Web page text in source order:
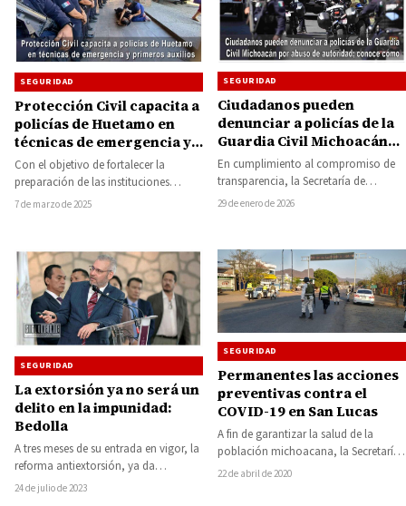
SEGURIDAD
Protección Civil capacita a
policías de Huetamo en
técnicas de emergencia y
primeros auxilios
Con el objetivo de fortalecer la
preparación de las instituciones
municipales para responder
7 de marzo de 2025
SEGURIDAD
Ciudadanos pueden
denunciar a policías de la
Guardia Civil Michoacán
por abuso de autoridad;
conoce cómo
En cumplimiento al compromiso de
transparencia, la Secretaría de
Seguridad Pública (SSP) consolida su
29 de enero de 2026
SEGURIDAD
La extorsión ya no será un
delito en la impunidad:
Bedolla
A tres meses de su entrada en vigor, la
reforma antiextorsión, ya da
resultados en el combate a…
24 de julio de 2023
SEGURIDAD
Permanentes las acciones
preventivas contra el
COVID-19 en San Lucas
A fin de garantizar la salud de la
población michoacana, la Secretaría
de Seguridad Pública (SSP), mantiene
22 de abril de 2020